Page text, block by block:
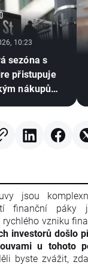
10:23
sezóna s
přistupuje
nákupům
jsou
finanční páky
vzniku
investorů došlo
u tohoto
byste zvážit,